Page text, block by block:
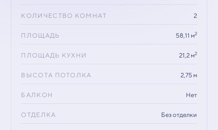
КОЛИЧЕСТВО КОМНАТ 2
ПЛОЩАДЬ 58,11 м2
ПЛОЩАДЬ КУХНИ 21,2 м2
ВЫСОТА ПОТОЛКА 2,75 м
БАЛКОН Нет
ОТДЕЛКА Без отделки